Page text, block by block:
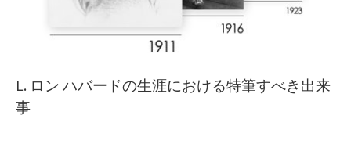
L. ロン ハバードの生涯における特筆すべき出来
事